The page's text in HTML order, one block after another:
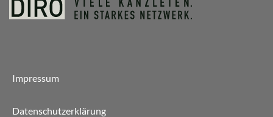
Impressum
Datenschutzerklärung